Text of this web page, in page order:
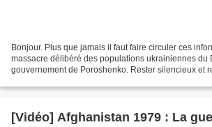
Bonjour. Plus que jamais il faut faire circuler ces
massacre délibéré des populations ukrainiennes du
gouvernement de Poroshenko. Rester silencieux et
[Vidéo] Afghanistan 1979 : La